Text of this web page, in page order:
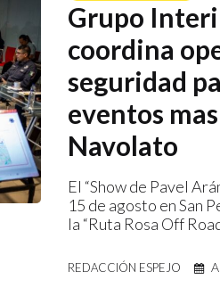
Grupo
coordina
seguridad
eventos
Navolato
El “Show de Pavel
15 de agosto en San
la “Ruta Rosa Off
REDACCIÓN ESPEJO